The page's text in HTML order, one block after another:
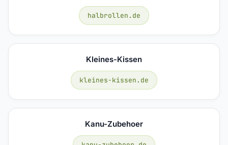
halbrollen.de
Kleines-Kissen
kleines-kissen.de
Kanu-Zubehoer